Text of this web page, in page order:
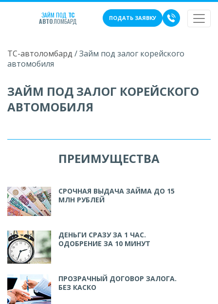
ЗАЙМ ПОД ТС
АВТОЛОМБАРД ПОДАТЬ ЗАЯВКУ
ТС-автоломбард /Займ под залог корейского
автомобиля
ЗАЙМ ПОД ЗАЛОГ КОРЕЙСКОГО
АВТОМОБИЛЯ
ПРЕИМУЩЕСТВА
СРОЧНАЯ ВЫДАЧА ЗАЙМА ДО 15
МЛН РУБЛЕЙ
ДЕНЬГИ СРАЗУ ЗА 1 ЧАС.
ОДОБРЕНИЕ ЗА 10 МИНУТ
ПРОЗРАЧНЫЙ ДОГОВОР ЗАЛОГА.
БЕЗ КАСКО